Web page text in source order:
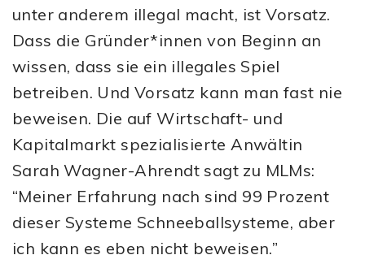
unter anderem illegal macht, ist Vorsatz.
Dass die Gründer*innen von Beginn an
wissen, dass sie ein illegales Spiel
betreiben. Und Vorsatz kann man fast nie
beweisen. Die auf Wirtschaft- und
Kapitalmarkt spezialisierte Anwältin
Sarah Wagner-Ahrendt sagt zu MLMs:
“Meiner Erfahrung nach sind 99 Prozent
dieser Systeme Schneeballsysteme, aber
ich kann es eben nicht beweisen.”